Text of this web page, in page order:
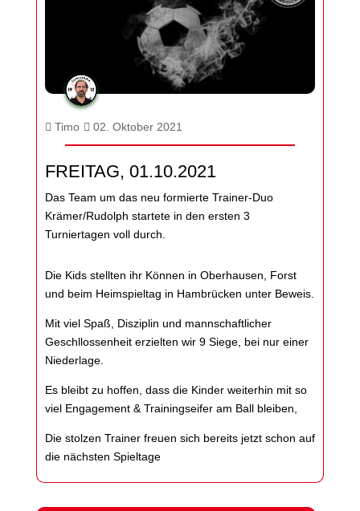
Timo 02. Oktober 2021
FREITAG, 01.10.2021
Das Team um das neu formierte Trainer-Duo
Krämer/Rudolph startete in den ersten 3
Turniertagen voll durch.
Die Kids stellten ihr Können in Oberhausen, Forst
und beim Heimspieltag in Hambrücken unter Beweis.
Mit viel Spaß, Disziplin und mannschaftlicher
Geschllossenheit erzielten wir 9 Siege, bei nur einer
Niederlage.
Es bleibt zu hoffen, dass die Kinder weiterhin mit so
viel Engagement & Trainingseifer am Ball bleiben,
Die stolzen Trainer freuen sich bereits jetzt schon auf
die nächsten Spieltage